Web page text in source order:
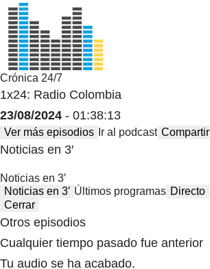
Crónica 24/7
1x24: Radio Colombia
23/08/2024 - 01:38:13
Ver más episodios Ir al podcast Compartir
Noticias en 3′
Noticias en 3′
Noticias en 3′ Últimos programas Directo
Cerrar
Otros episodios
Cualquier tiempo pasado fue anterior
Tu audio se ha acabado.